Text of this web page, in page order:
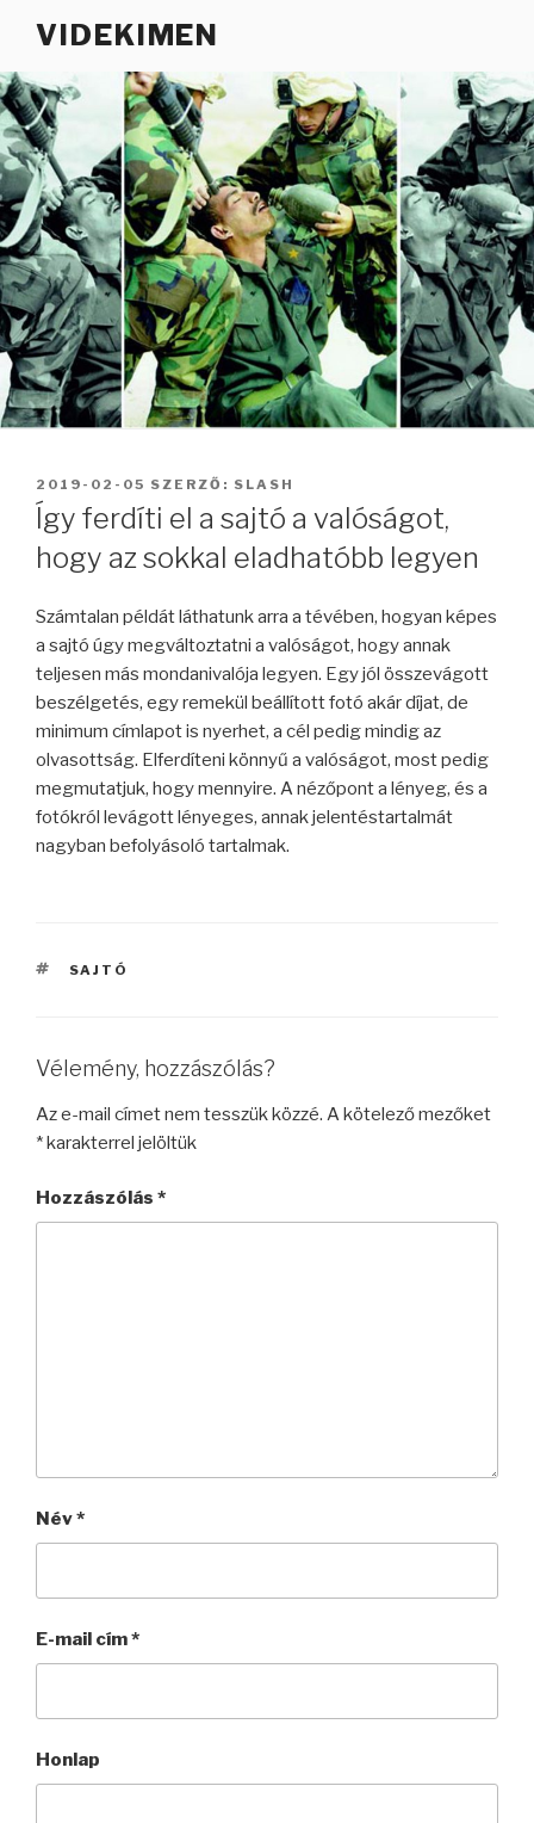
VIDEKIMEN
BEKÜLDVE:
2019-02-05 SZERZŐ: SLASH
Így ferdíti el a sajtó a valóságot,
hogy az sokkal eladhatóbb legyen
Számtalan példát láthatunk arra a tévében, hogyan képes
a sajtó úgy megváltoztatni a valóságot, hogy annak
teljesen más mondanivalója legyen. Egy jól összevágott
beszélgetés, egy remekül beállított fotó akár díjat, de
minimum címlapot is nyerhet, a cél pedig mindig az
olvasottság. Elferdíteni könnyű a valóságot, most pedig
megmutatjuk, hogy mennyire. A nézőpont a lényeg, és a
fotókról levágott lényeges, annak jelentéstartalmát
nagyban befolyásoló tartalmak.
CÍMKÉK
SAJTÓ
Vélemény, hozzászólás?
Az e-mail címet nem tesszük közzé. A kötelező mezőket
*karakterrel jelöltük
Hozzászólás *
Név*
E-mail cím*
Honlap